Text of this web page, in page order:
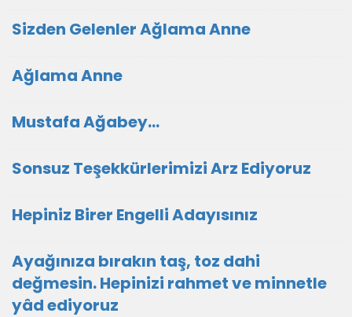
Sizden Gelenler Ağlama Anne
Ağlama Anne
Mustafa Ağabey…
Sonsuz Teşekkürlerimizi Arz Ediyoruz
Hepiniz Birer Engelli Adayısınız
Ayağınıza bırakın taş, toz dahi
değmesin. Hepinizi rahmet ve minnetle
yâd ediyoruz